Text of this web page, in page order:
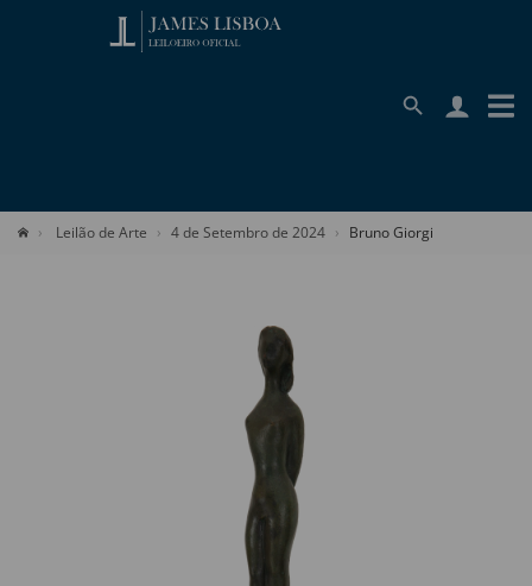
Leilão de Arte 4 de Setembro de 2024 Bruno Giorgi